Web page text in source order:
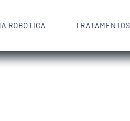
ROBÓTICA TRATAMENTOS